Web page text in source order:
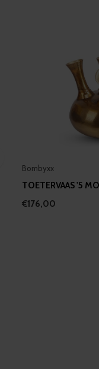
Bombyxx
TOETERVAAS '5
€176,00